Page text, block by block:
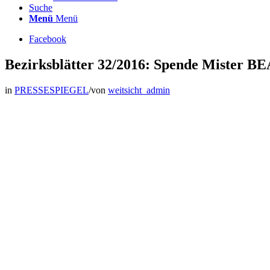
Suche
Menü Menü
Facebook
Bezirksblätter 32/2016: Spende Mister
in PRESSESPIEGEL/von weitsicht_admin